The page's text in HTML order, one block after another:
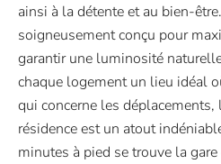
ainsi à la détente et au bien-
soigneusement conçu pour
garantir une luminosité
chaque logement un lieu idéal
qui concerne les
résidence est un atout
minutes à pied se trouve la